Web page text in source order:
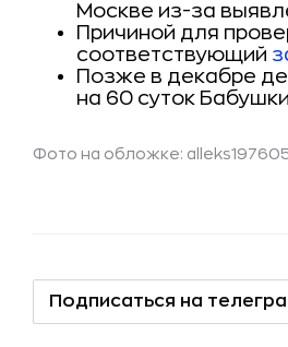
Москве из-за
Причиной для
соответствующий
Позже в декабре
на 60 суток
Фото на обложке:
Подписаться на